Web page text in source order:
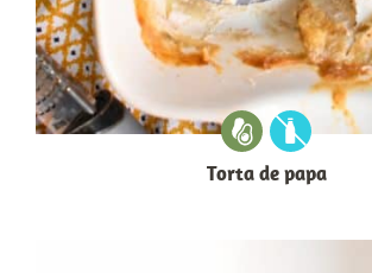
Torta de papa